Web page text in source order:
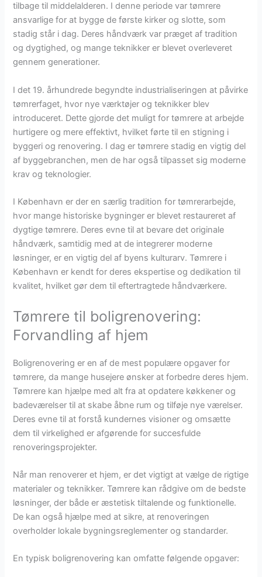
tilbage til middelalderen. I denne periode var tømrere
ansvarlige for at bygge de første kirker og slotte, som
stadig står i dag. Deres håndværk var præget af tradition
og dygtighed, og mange teknikker er blevet overleveret
gennem generationer.
I det 19. århundrede begyndte industrialiseringen at påvirke
tømrerfaget, hvor nye værktøjer og teknikker blev
introduceret. Dette gjorde det muligt for tømrere at arbejde
hurtigere og mere effektivt, hvilket førte til en stigning i
byggeri og renovering. I dag er tømrere stadig en vigtig del
af byggebranchen, men de har også tilpasset sig moderne
krav og teknologier.
I København er der en særlig tradition for tømrerarbejde,
hvor mange historiske bygninger er blevet restaureret af
dygtige tømrere. Deres evne til at bevare det originale
håndværk, samtidig med at de integrerer moderne
løsninger, er en vigtig del af byens kulturarv. Tømrere i
København er kendt for deres ekspertise og dedikation til
kvalitet, hvilket gør dem til eftertragtede håndværkere.
Tømrere til boligrenovering:
Forvandling af hjem
Boligrenovering er en af de mest populære opgaver for
tømrere, da mange husejere ønsker at forbedre deres hjem.
Tømrere kan hjælpe med alt fra at opdatere køkkener og
badeværelser til at skabe åbne rum og tilføje nye værelser.
Deres evne til at forstå kundernes visioner og omsætte
dem til virkelighed er afgørende for succesfulde
renoveringsprojekter.
Når man renoverer et hjem, er det vigtigt at vælge de rigtige
materialer og teknikker. Tømrere kan rådgive om de bedste
løsninger, der både er æstetisk tiltalende og funktionelle.
De kan også hjælpe med at sikre, at renoveringen
overholder lokale bygningsreglementer og standarder.
En typisk boligrenovering kan omfatte følgende opgaver: